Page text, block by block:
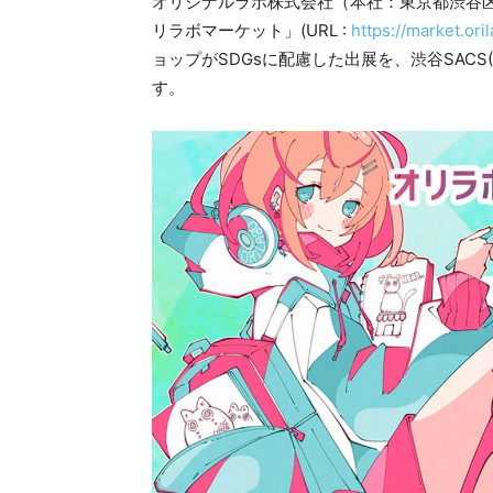
リラボマーケット」(URL : https://
ョップがSDGsに配慮した出展を、渋谷
す。